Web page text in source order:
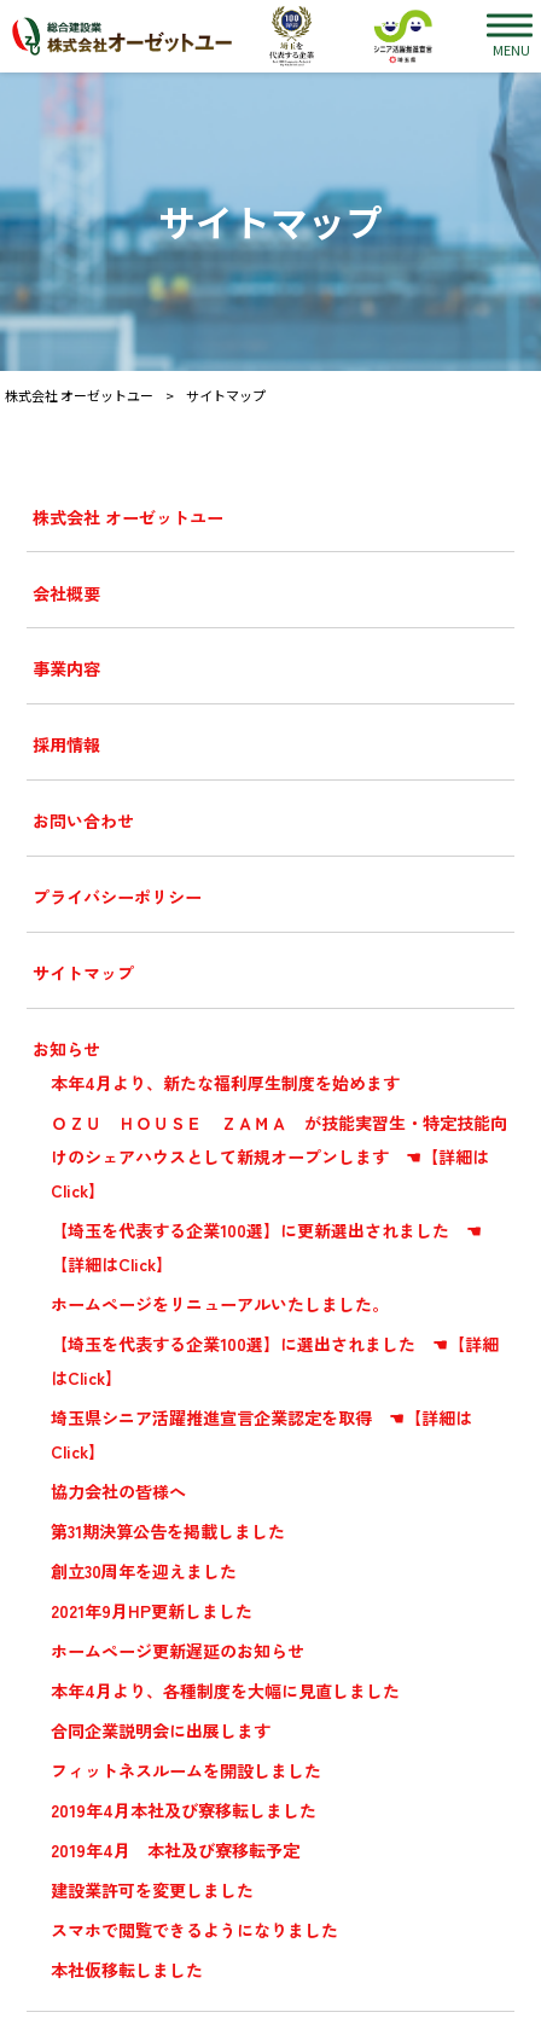
MENU
サイトマップ
株式会社 オーゼットユー > サイトマップ
株式会社 オーゼットユー
会社概要
事業内容
採用情報
お問い合わせ
プライバシーポリシー
サイトマップ
お知らせ
本年4月より、新たな福利厚生制度を始めます
ＯＺＵ ＨＯＵＳＥ ＺＡＭＡ が技能実習生・特定技能向
けのシェアハウスとして新規オープンします ☚【詳細は
Click】
【埼玉を代表する企業100選】に更新選出されました ☚
【詳細はClick】
ホームページをリニューアルいたしました。
【埼玉を代表する企業100選】に選出されました ☚【詳細
はClick】
埼玉県シニア活躍推進宣言企業認定を取得 ☚【詳細は
Click】
協力会社の皆様へ
第31期決算公告を掲載しました
創立30周年を迎えました
2021年9月HP更新しました
ホームページ更新遅延のお知らせ
本年4月より、各種制度を大幅に見直しました
合同企業説明会に出展します
フィットネスルームを開設しました
2019年4月本社及び寮移転しました
2019年4月 本社及び寮移転予定
建設業許可を変更しました
スマホで閲覧できるようになりました
本社仮移転しました